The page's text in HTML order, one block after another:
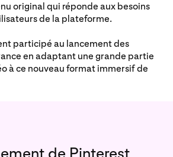
original qui réponde aux besoins
de la plateforme.
participé au lancement des
en adaptant une grande partie
à ce nouveau format immersif de
de Pinterest